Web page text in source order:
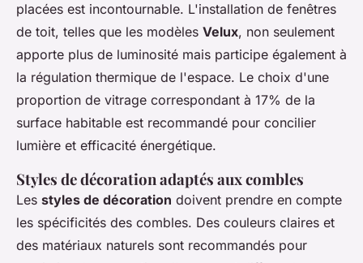
placées est incontournable. L'installation de fenêtres
de toit, telles que les modèles Velux, non seulement
apporte plus de luminosité mais participe également à
la régulation thermique de l'espace. Le choix d'une
proportion de vitrage correspondant à 17% de la
surface habitable est recommandé pour concilier
lumière et efficacité énergétique.
Styles de décoration adaptés aux combles
Les styles de décoration doivent prendre en compte
les spécificités des combles. Des couleurs claires et
des matériaux naturels sont recommandés pour